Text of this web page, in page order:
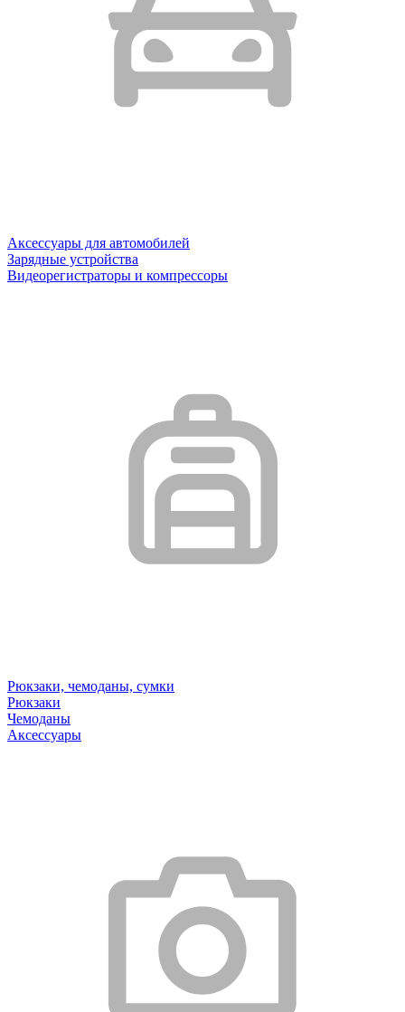
Аксессуары для автомобилей
Зарядные устройства
Видеорегистраторы и компрессоры
Рюкзаки, чемоданы, сумки
Рюкзаки
Чемоданы
Аксессуары